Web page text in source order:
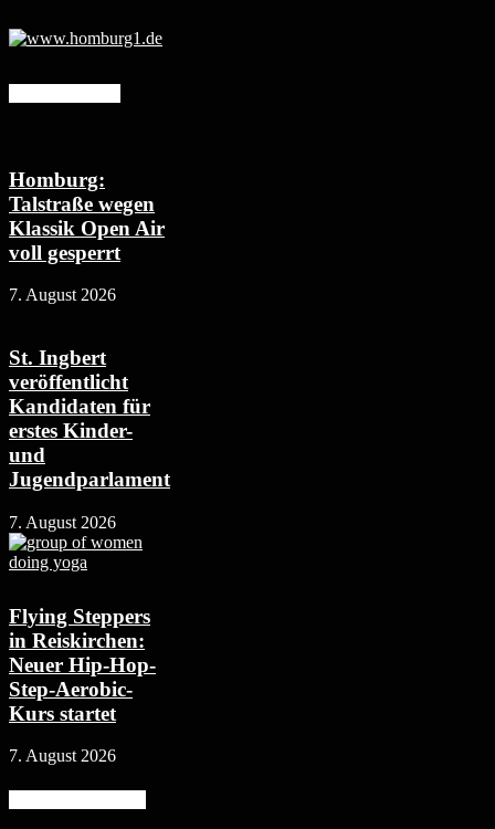
Homburg:
Talstraße wegen
Klassik Open Air
voll gesperrt
7. August 2026
St. Ingbert
veröffentlicht
Kandidaten für
erstes Kinder-
und
Jugendparlament
7. August 2026
Flying Steppers
in Reiskirchen:
Neuer Hip-Hop-
Step-Aerobic-
Kurs startet
7. August 2026